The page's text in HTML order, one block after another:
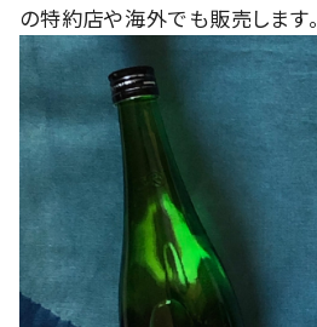
の特約店や海外でも販売します。